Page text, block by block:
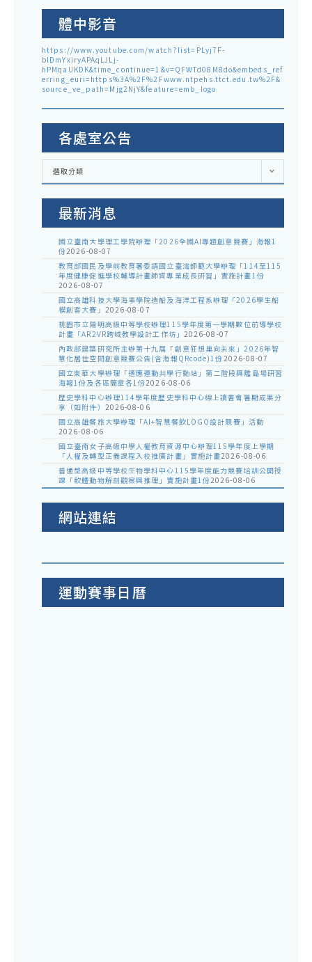
體中影音
https://www.youtube.com/watch?list=PLyj7F-
blDmYxiryAPAqLJLj-
hPMqaUKDK&time_continue=1&v=QFWTd08M8do&embeds_ref
erring_euri=https%3A%2F%2Fwww.ntpehs.ttct.edu.tw%2F&
source_ve_path=Mjg2NjY&feature=emb_logo
各處室公告
各
室
選取分類
最新消息
國立臺南大學理工學院辦理「2026全國AI專題創意競賽」海報1
份2026-08-07
教育部國民及學前教育署委請國立臺灣師範大學辦理「114至115
年度健康促進學校輔導計畫師資專業成長研習」實施計畫1份
2026-08-07
國立高雄科技大學海事學院造船及海洋工程系辦理「2026學生船
模創客大賽」 2026-08-07
桃園市立陽明高級中等學校辦理115學年度第一學期數位前導學校
計畫「AR2VR跨域教學設計工作坊」 2026-08-07
內政部建築研究所主辦第十九屆「創意狂想巢向未來」2026年智
慧化居住空間創意競賽公告(含海報QRcode)1份2026-08-07
國立東華大學辦理「適應運動共學行動站」第二階段與離島場研習
海報1份及各區簡章各1份2026-08-06
歷史學科中心辦理114學年度歷史學科中心線上讀書會暑期成果分
享（如附件） 2026-08-06
國立高雄餐旅大學辦理「AI+智慧餐飲LOGO設計競賽」活動
2026-08-06
國立臺南女子高級中學人權教育資源中心辦理115學年度上學期
「人權及轉型正義課程入校推廣計畫」實施計畫2026-08-06
普通型高級中等學校生物學科中心115學年度能力競賽培訓公開授
課「軟體動物解剖觀察與推理」實施計畫1份2026-08-06
網站連結
運動賽事日曆